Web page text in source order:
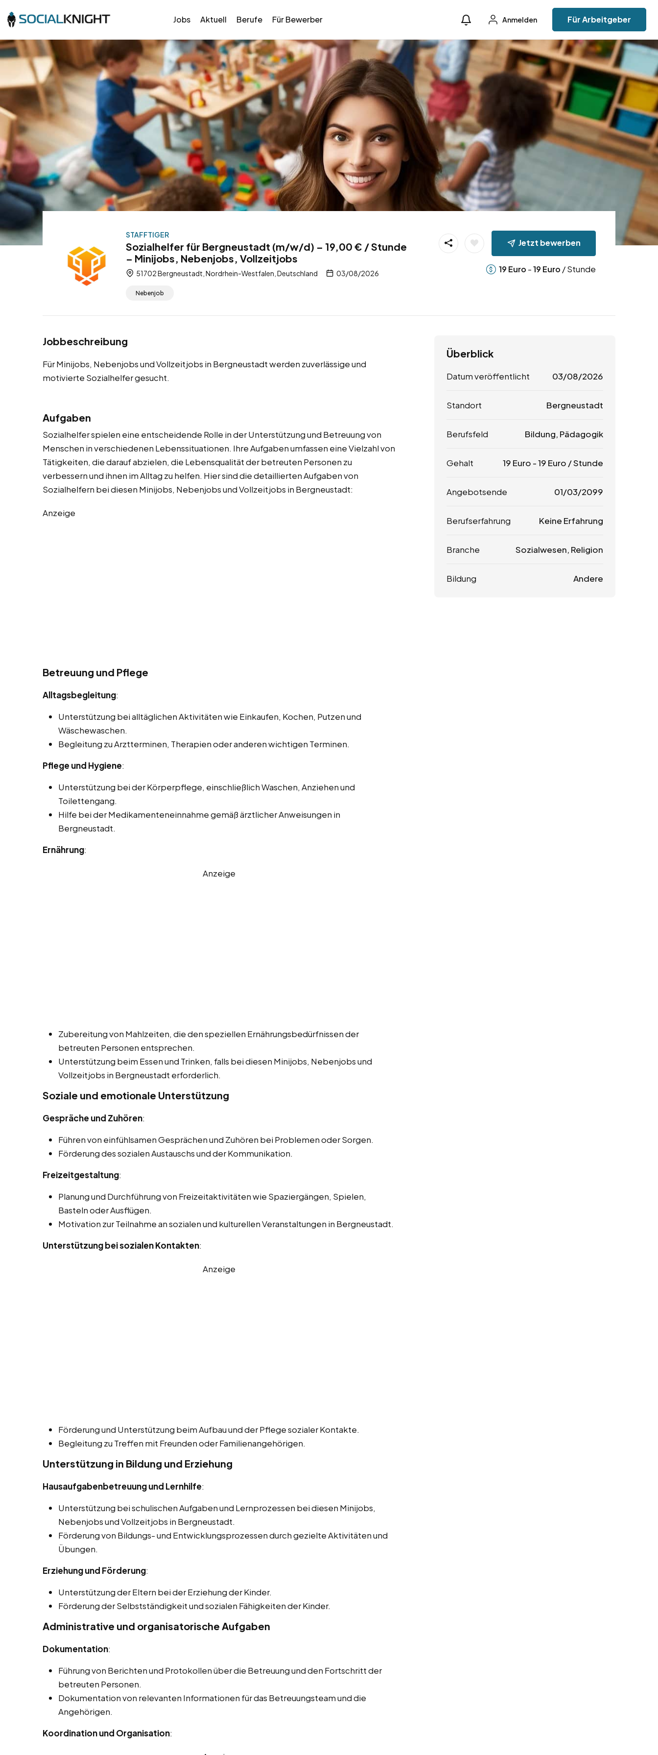
Jobs Aktuell Berufe Für Bewerber Anmelden Für Arbeitgeber
STAFFTIGER
Sozialhelfer für Bergneustadt (m/w/d) – 19,00 € / Stunde
– Minijobs, Nebenjobs, Vollzeitjobs
51702 Bergneustadt, Nordrhein-Westfalen, Deutschland 03/08/2026
Nebenjob
Jetzt bewerben
19 Euro -19 Euro / Stunde
Jobbeschreibung
Für Minijobs, Nebenjobs und Vollzeitjobs in Bergneustadt werden zuverlässige und
motivierte Sozialhelfer gesucht.
Aufgaben
Sozialhelfer spielen eine entscheidende Rolle in der Unterstützung und Betreuung von
Menschen in verschiedenen Lebenssituationen. Ihre Aufgaben umfassen eine Vielzahl von
Tätigkeiten, die darauf abzielen, die Lebensqualität der betreuten Personen zu
verbessern und ihnen im Alltag zu helfen. Hier sind die detaillierten Aufgaben von
Sozialhelfern bei diesen Minijobs, Nebenjobs und Vollzeitjobs in Bergneustadt:
Anzeige
Betreuung und Pflege
Alltagsbegleitung:
Unterstützung bei alltäglichen Aktivitäten wie Einkaufen, Kochen, Putzen und
Wäschewaschen.
Begleitung zu Arztterminen, Therapien oder anderen wichtigen Terminen.
Pflege und Hygiene:
Unterstützung bei der Körperpflege, einschließlich Waschen, Anziehen und
Toilettengang.
Hilfe bei der Medikamenteneinnahme gemäß ärztlicher Anweisungen in
Bergneustadt.
Ernährung:
Anzeige
Zubereitung von Mahlzeiten, die den speziellen Ernährungsbedürfnissen der
betreuten Personen entsprechen.
Unterstützung beim Essen und Trinken, falls bei diesen Minijobs, Nebenjobs und
Vollzeitjobs in Bergneustadt erforderlich.
Soziale und emotionale Unterstützung
Gespräche und Zuhören:
Führen von einfühlsamen Gesprächen und Zuhören bei Problemen oder Sorgen.
Förderung des sozialen Austauschs und der Kommunikation.
Freizeitgestaltung:
Planung und Durchführung von Freizeitaktivitäten wie Spaziergängen, Spielen,
Basteln oder Ausflügen.
Motivation zur Teilnahme an sozialen und kulturellen Veranstaltungen in Bergneustadt.
Unterstützung bei sozialen Kontakten:
Anzeige
Förderung und Unterstützung beim Aufbau und der Pflege sozialer Kontakte.
Begleitung zu Treffen mit Freunden oder Familienangehörigen.
Unterstützung in Bildung und Erziehung
Hausaufgabenbetreuung und Lernhilfe:
Unterstützung bei schulischen Aufgaben und Lernprozessen bei diesen Minijobs,
Nebenjobs und Vollzeitjobs in Bergneustadt.
Förderung von Bildungs- und Entwicklungsprozessen durch gezielte Aktivitäten und
Übungen.
Erziehung und Förderung:
Unterstützung der Eltern bei der Erziehung der Kinder.
Förderung der Selbstständigkeit und sozialen Fähigkeiten der Kinder.
Administrative und organisatorische Aufgaben
Dokumentation:
Führung von Berichten und Protokollen über die Betreuung und den Fortschritt der
betreuten Personen.
Dokumentation von relevanten Informationen für das Betreuungsteam und die
Angehörigen.
Koordination und Organisation:
Überblick
Datum veröffentlicht 03/08/2026
Standort Bergneustadt
Berufsfeld Bildung, Pädagogik
Gehalt 19 Euro -19 Euro / Stunde
Angebotsende 01/03/2099
Berufserfahrung Keine Erfahrung
Branche Sozialwesen, Religion
Bildung Andere